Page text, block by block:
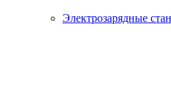
Электрозарядные